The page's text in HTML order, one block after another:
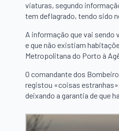
viaturas, segundo
tem deflagrado, tendo sido
A informação que vai sendo
e que não existiam
Metropolitana do Porto à
O comandante dos
registou «coisas
deixando a garantia de que